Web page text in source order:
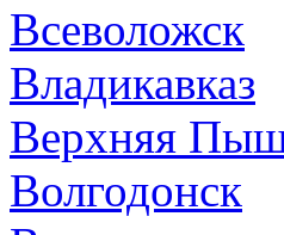
Всеволожск
Владикавказ
Верхняя
Волгодонск